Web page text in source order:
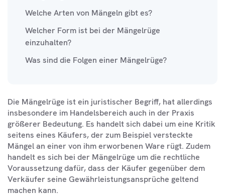
Welche Arten von Mängeln gibt es?
Welcher Form ist bei der Mängelrüge
einzuhalten?
Was sind die Folgen einer Mängelrüge?
Die Mängelrüge ist ein juristischer Begriff, hat allerdings
insbesondere im Handelsbereich auch in der Praxis
größerer Bedeutung. Es handelt sich dabei um eine Kritik
seitens eines Käufers, der zum Beispiel versteckte
Mängel an einer von ihm erworbenen Ware rügt. Zudem
handelt es sich bei der Mängelrüge um die rechtliche
Voraussetzung dafür, dass der Käufer gegenüber dem
Verkäufer seine Gewährleistungsansprüche geltend
machen kann.